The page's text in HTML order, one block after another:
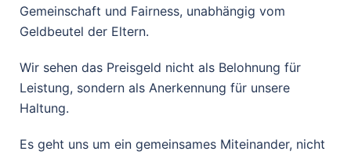
Gemeinschaft und Fairness, unabhängig vom
Geldbeutel der Eltern.
Wir sehen das Preisgeld nicht als Belohnung für
Leistung, sondern als Anerkennung für unsere
Haltung.
Es geht uns um ein gemeinsames Miteinander, nicht